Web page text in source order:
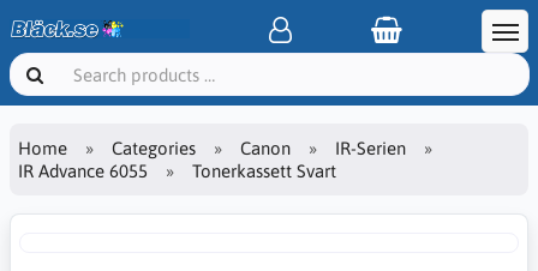
Home Categories Canon
IR-Serien
IR Advance 6055
Tonerkassett Svart